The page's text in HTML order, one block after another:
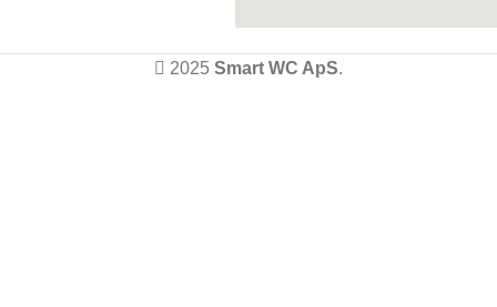
2025 Smart WC ApS.